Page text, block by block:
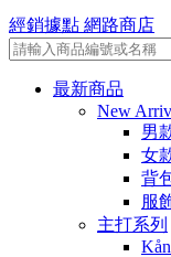
經銷據點 網路商店
最新商品
New
男
女
背
服
主打系列